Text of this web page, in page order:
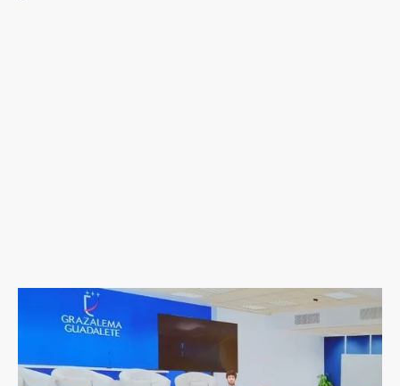
IberBlue Wind se acerca a los
estudiantes más jóvenes para dar a
conocer la eólica marina